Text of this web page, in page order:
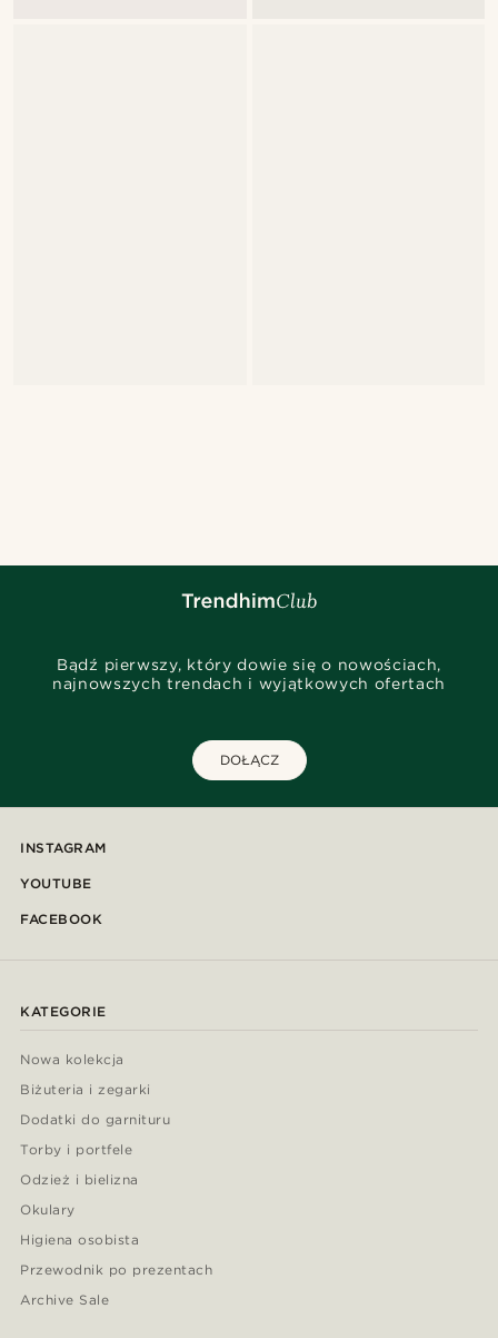
Bądź pierwszy, który dowie się o nowościach,
najnowszych trendach i wyjątkowych ofertach
DOŁĄCZ
INSTAGRAM
YOUTUBE
FACEBOOK
KATEGORIE
Nowa kolekcja
Biżuteria i zegarki
Dodatki do garnituru
Torby i portfele
Odzież i bielizna
Okulary
Higiena osobista
Przewodnik po prezentach
Archive Sale